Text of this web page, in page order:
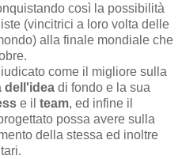
così la possibilità
(vincitrici a loro volta delle
alla finale mondiale che
come il migliore sulla
dell'idea di fondo e la sua
e il team, ed infine il
possa avere sulla
della stessa ed inoltre